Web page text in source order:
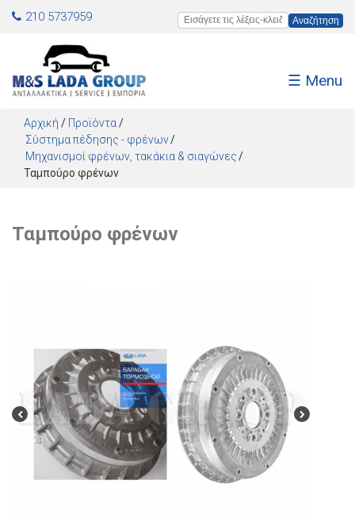
Jump to navigation
210 5737959 Εισάγετε τις λέξεις-κλειδιά
☰ Menu
Αρχική / Προϊόντα /
Σύστημα πέδησης - φρένων
Μηχανισμοί φρένων, τακάκια & σιαγώνες
Ταμπούρο φρένων
Ταμπούρο φρένων